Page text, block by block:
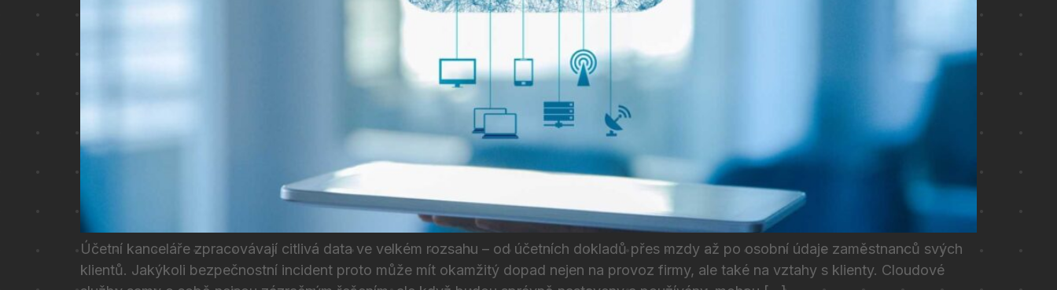
Účetní kanceláře zpracovávají citlivá data ve velkém rozsahu – od účetních dokladů přes mzdy až po osobní údaje zaměstnanců svých
klientů. Jakýkoli bezpečnostní incident proto může mít okamžitý dopad nejen na provoz firmy, ale také na vztahy s klienty. Cloudové